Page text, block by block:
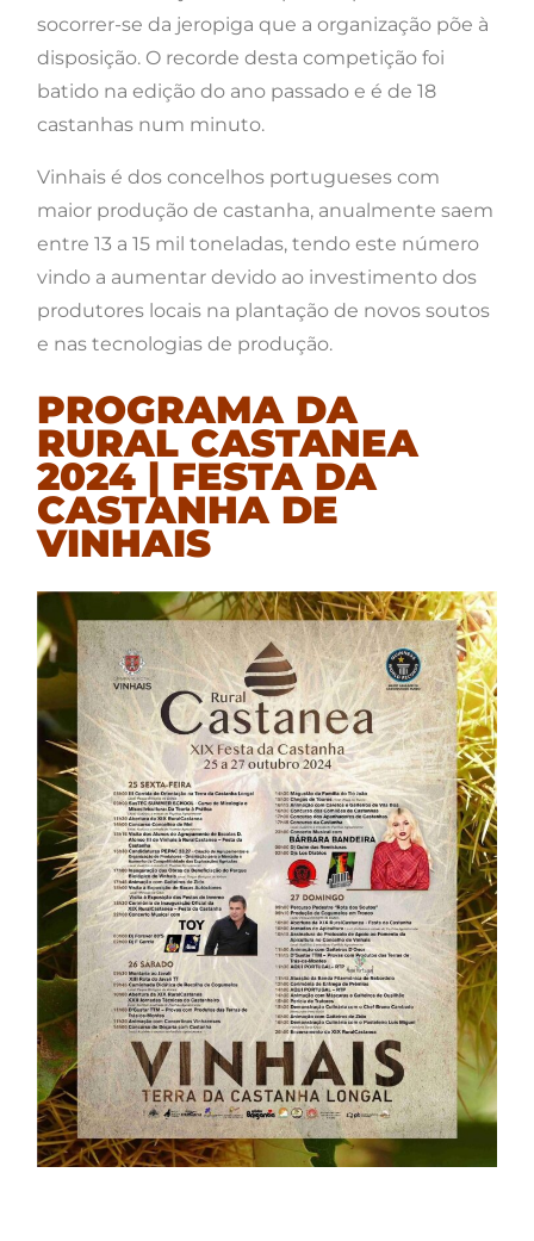
socorrer-se da jeropiga que a organização põe à
disposição. O recorde desta competição foi
batido na edição do ano passado e é de 18
castanhas num minuto.
Vinhais é dos concelhos portugueses com
maior produção de castanha, anualmente saem
entre 13 a 15 mil toneladas, tendo este número
vindo a aumentar devido ao investimento dos
produtores locais na plantação de novos soutos
e nas tecnologias de produção.
PROGRAMA DA
RURAL CASTANEA
2024 | FESTA DA
CASTANHA DE
VINHAIS